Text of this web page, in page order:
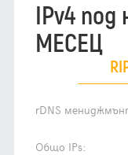
IPv4 под
МЕСЕЦ
rDNS
Общо IPs: